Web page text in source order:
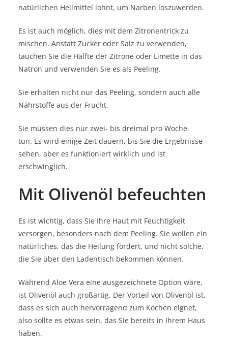
natürlichen Heilmittel lohnt, um Narben loszuwerden.
Es ist auch möglich, dies mit dem Zitronentrick zu
mischen. Anstatt Zucker oder Salz zu verwenden,
tauchen Sie die Hälfte der Zitrone oder Limette in das
Natron und verwenden Sie es als Peeling.
Sie erhalten nicht nur das Peeling, sondern auch alle
Nährstoffe aus der Frucht.
Sie müssen dies nur zwei- bis dreimal pro Woche
tun. Es wird einige Zeit dauern, bis Sie die Ergebnisse
sehen, aber es funktioniert wirklich und ist
erschwinglich.
Mit Olivenöl befeuchten
Es ist wichtig, dass Sie Ihre Haut mit Feuchtigkeit
versorgen, besonders nach dem Peeling. Sie wollen ein
natürliches, das die Heilung fördert, und nicht solche,
die Sie über den Ladentisch bekommen können.
Während Aloe Vera eine ausgezeichnete Option wäre,
ist Olivenöl auch großartig. Der Vorteil von Olivenöl ist,
dass es sich auch hervorragend zum Kochen eignet,
also sollte es etwas sein, das Sie bereits in Ihrem Haus
haben.